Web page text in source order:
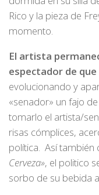
Rico y la pieza de
momento.
El artista
espectador de
evolucionando y
«senador» un fajo
tomarlo el artista/
risas cómplices,
política. Así también
Cerveza», el politico
sorbo de su bebida